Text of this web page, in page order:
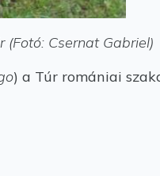
Csernat Gabriel)
) a Túr romániai